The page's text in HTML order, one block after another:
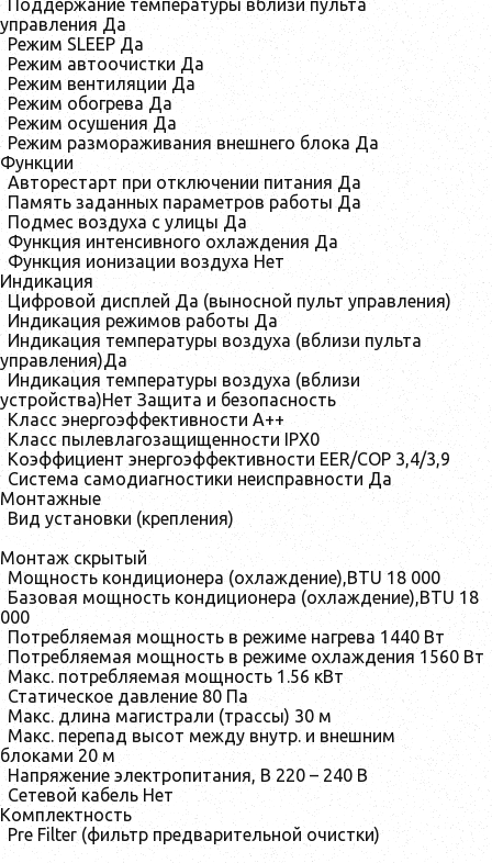
Поддержание температуры вблизи пульта
управления Да
Режим SLEEP Да
Режим автоочистки Да
Режим вентиляции Да
Режим обогрева Да
Режим осушения Да
Режим размораживания внешнего блока Да
Функции
Авторестарт при отключении питания Да
Память заданных параметров работы Да
Подмес воздуха с улицы Да
Функция интенсивного охлаждения Да
Функция ионизации воздуха Нет
Индикация
Цифровой дисплей Да (выносной пульт управления)
Индикация режимов работы Да
Индикация температуры воздуха (вблизи пульта
управления)Да
Индикация температуры воздуха (вблизи
устройства)Нет Защита и безопасность
Класс энергоэффективности A++
Класс пылевлагозащищенности IPX0
Коэффициент энергоэффективности EER/COP 3,4/3,9
Система самодиагностики неисправности Да
Монтажные
Вид установки (крепления)
Монтаж скрытый
Мощность кондиционера (охлаждение),BTU 18 000
Базовая мощность кондиционера (охлаждение),BTU 18
000
Потребляемая мощность в режиме нагрева 1440 Вт
Потребляемая мощность в режиме охлаждения 1560 Вт
Макс. потребляемая мощность 1.56 кВт
Статическое давление 80 Па
Макс. длина магистрали (трассы) 30 м
Макс. перепад высот между внутр. и внешним
блоками20 м
Напряжение электропитания, В 220 – 240 В
Сетевой кабель Нет
Комплектность
Pre Filter (фильтр предварительной очистки)